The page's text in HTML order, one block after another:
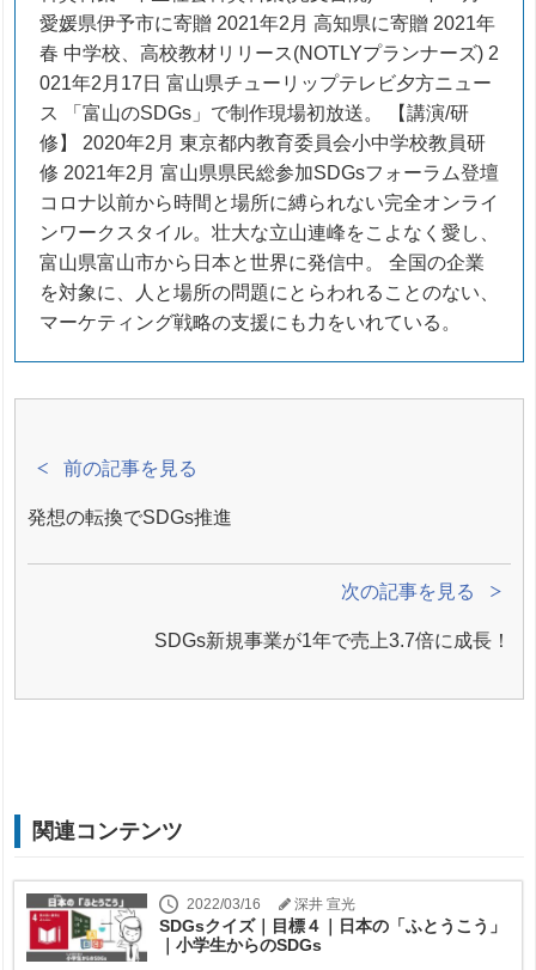
愛媛県伊予市に寄贈 2021年2月 高知県に寄贈 2021年
春 中学校、高校教材リリース(NOTLYプランナーズ) 2
021年2月17日 富山県チューリップテレビ夕方ニュー
ス 「富山のSDGs」で制作現場初放送。 【講演/研
修】 2020年2月 東京都内教育委員会小中学校教員研
修 2021年2月 富山県県民総参加SDGsフォーラム登壇
コロナ以前から時間と場所に縛られない完全オンライ
ンワークスタイル。壮大な立山連峰をこよなく愛し、
富山県富山市から日本と世界に発信中。 全国の企業
を対象に、人と場所の問題にとらわれることのない、
マーケティング戦略の支援にも力をいれている。
前の記事を見る
発想の転換でSDGs推進
次の記事を見る
SDGs新規事業が1年で売上3.7倍に成長！
関連コンテンツ
2022/03/16 深井 宣光
SDGsクイズ｜目標４｜日本の「ふとうこう」
｜小学生からのSDGs